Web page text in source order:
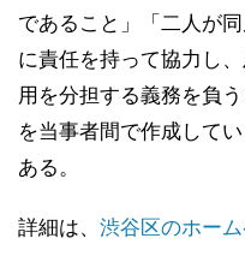
であること」「二人が
に責任を持って協力し
用を分担する義務を負
を当事者間で作成して
ある。
詳細は、 渋谷区のホー